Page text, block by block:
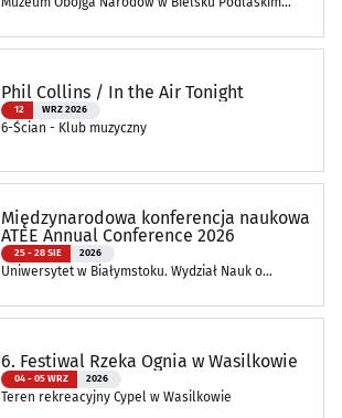
Phil Collins / In the Air Tonight
12 WRZ 2026
6-Ścian - Klub muzyczny
Międzynarodowa konferencja naukowa
ATEE Annual Conference 2026
25 - 28 SIE 2026
Uniwersytet w Białymstoku. Wydział Nauk o
6. Festiwal Rzeka Ognia w Wasilkowie
04 - 05 WRZ 2026
Teren rekreacyjny Cypel w Wasilkowie